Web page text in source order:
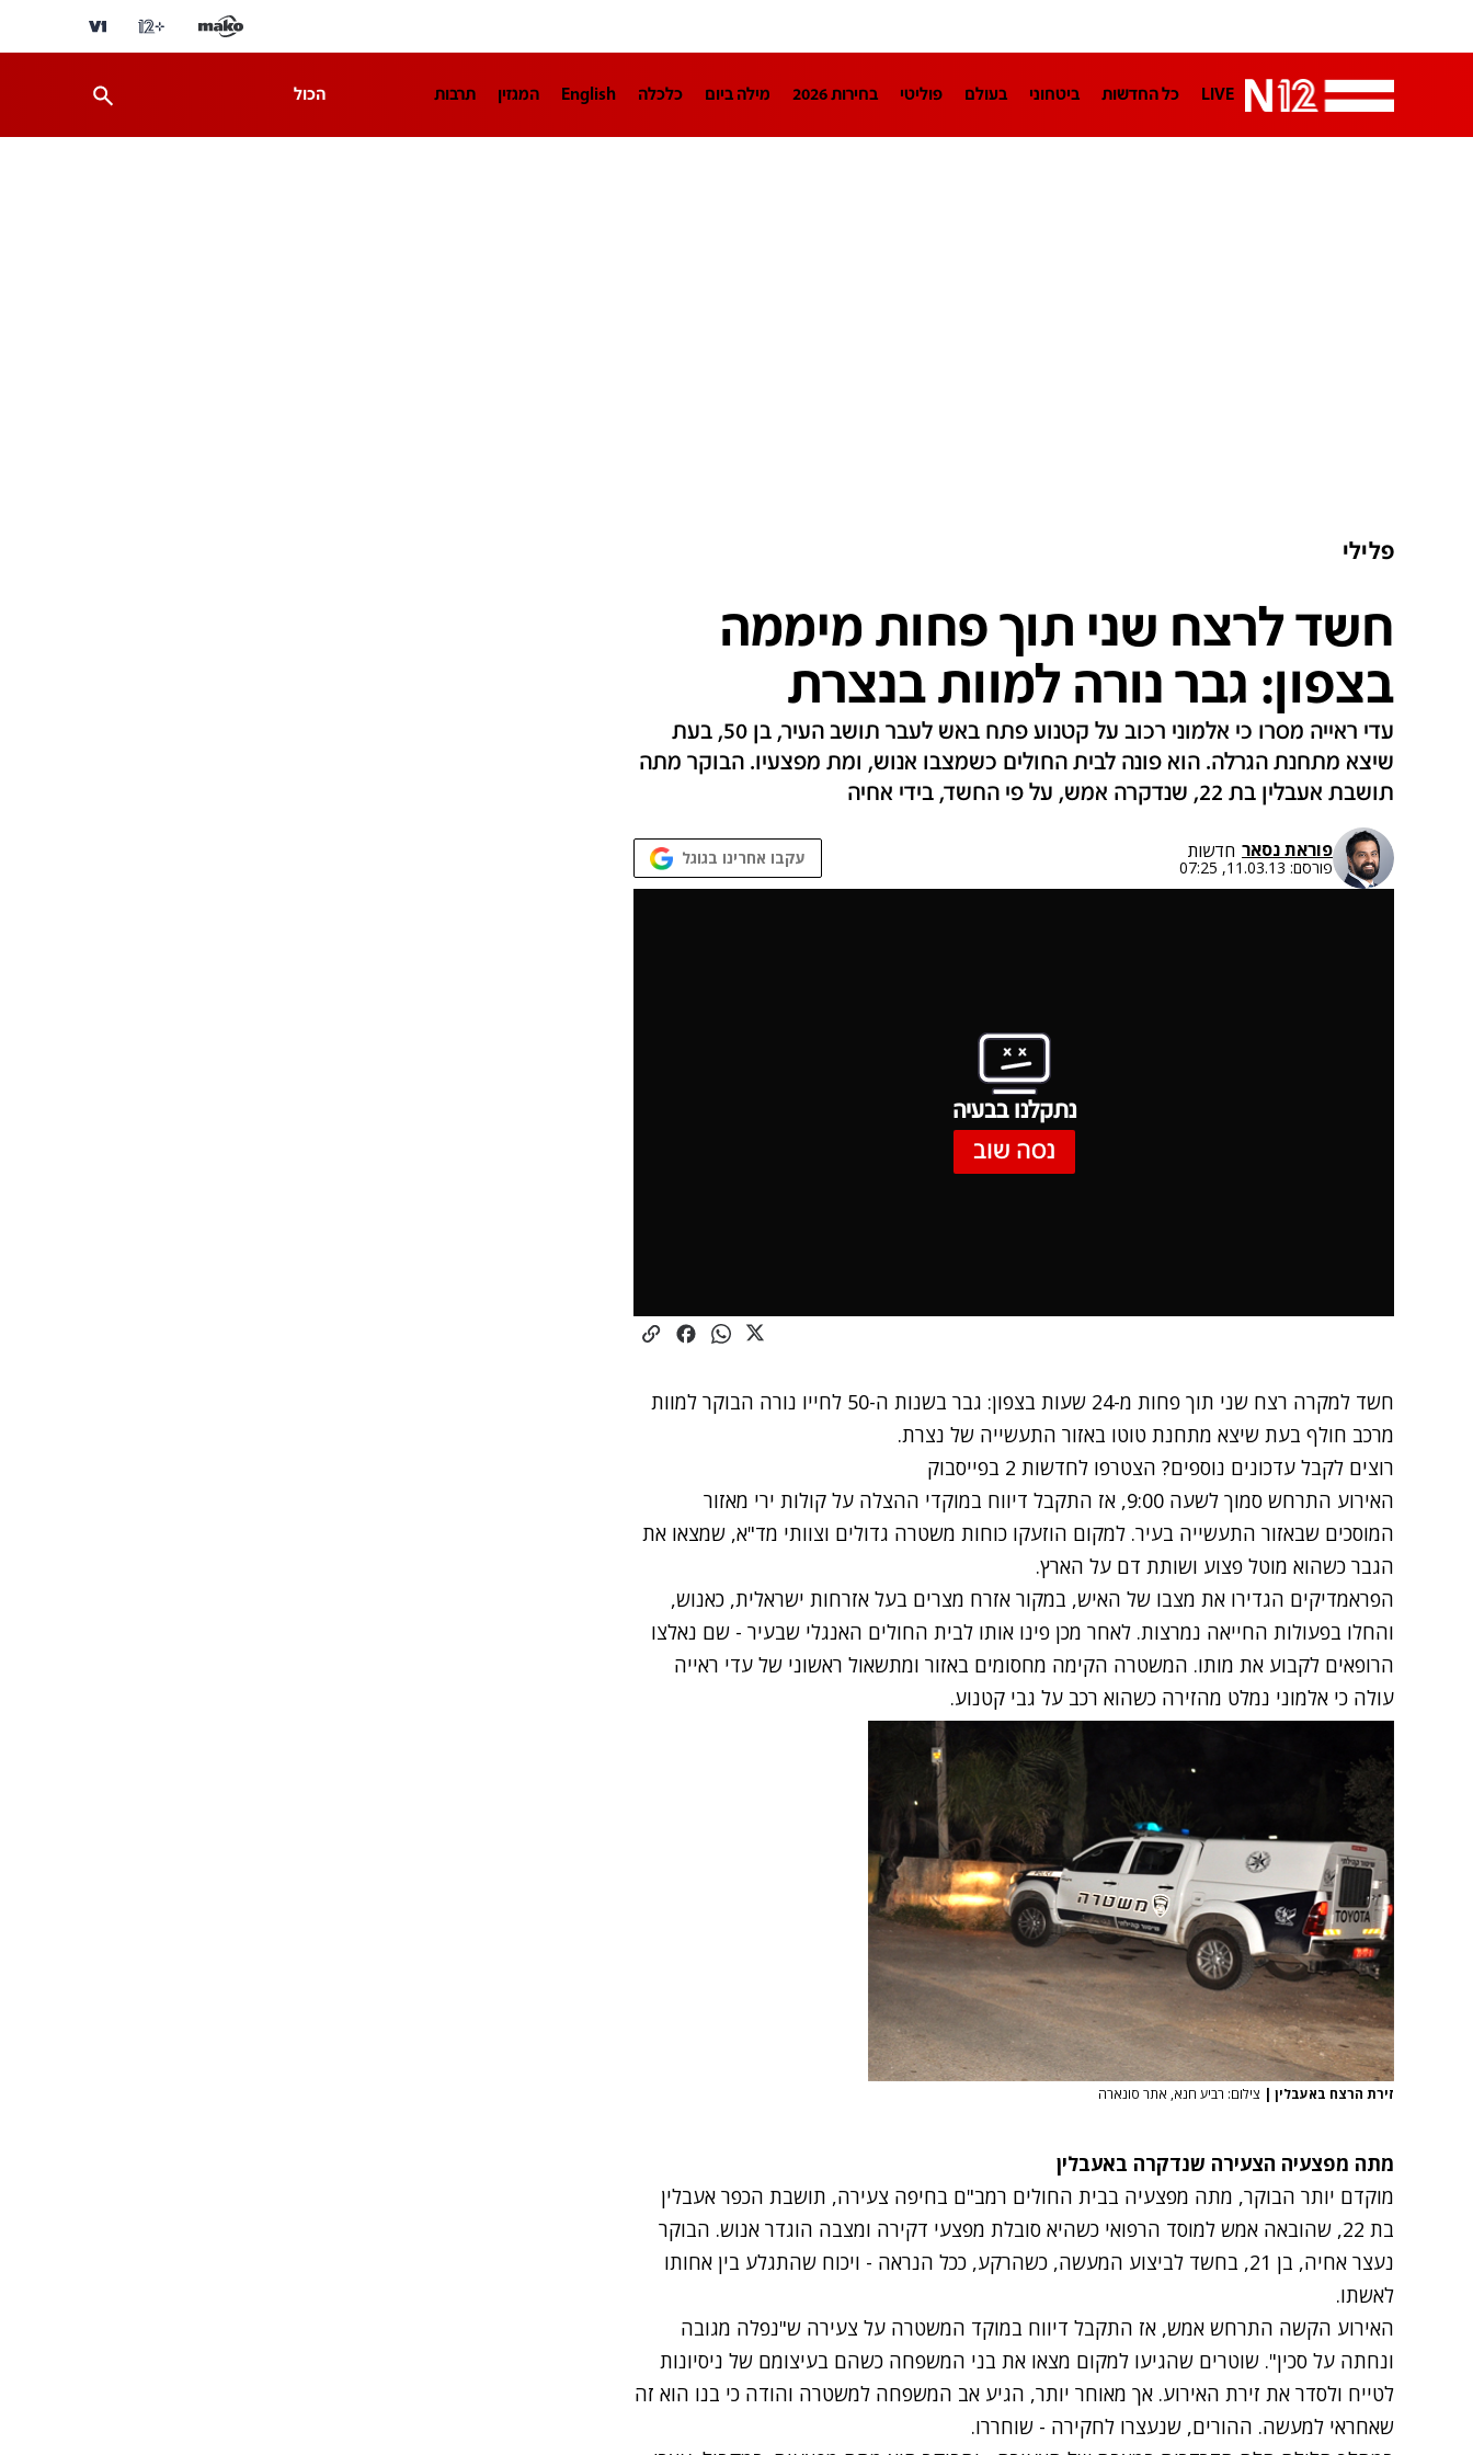
LIVE כל החדשות ביטחוני בעולם פוליטי בחירות 2026 מילה ביום כלכלה English המגזין תרבות הכול
פלילי
חשד לרצח שני תוך פחות מיממה
בצפון: גבר נורה למוות בנצרת
עדי ראייה מסרו כי אלמוני רכוב על קטנוע פתח באש לעבר תושב העיר, בן 50, בעת
שיצא מתחנת הגרלה. הוא פונה לבית החולים כשמצבו אנוש, ומת מפצעיו. הבוקר מתה
תושבת אעבלין בת 22, שנדקרה אמש, על פי החשד, בידי אחיה
פוראת נסאר חדשות
פורסם: 11.03.13, 07:25 עקבו אחרינו בגוגל
נתקלנו בבעיה
נסה שוב
חשד למקרה רצח שני תוך פחות מ-24 שעות בצפון: גבר בשנות ה-50 לחייו נורה הבוקר למוות
מרכב חולף בעת שיצא מתחנת טוטו באזור התעשייה של נצרת.
רוצים לקבל עדכונים נוספים? הצטרפו לחדשות 2 בפייסבוק
האירוע התרחש סמוך לשעה 9:00, אז התקבל דיווח במוקדי ההצלה על קולות ירי מאזור
המוסכים שבאזור התעשייה בעיר. למקום הוזעקו כוחות משטרה גדולים וצוותי מד"א, שמצאו את
הגבר כשהוא מוטל פצוע ושותת דם על הארץ.
הפראמדיקים הגדירו את מצבו של האיש, במקור אזרח מצרים בעל אזרחות ישראלית, כאנוש,
והחלו בפעולות החייאה נמרצות. לאחר מכן פינו אותו לבית החולים האנגלי שבעיר - שם נאלצו
הרופאים לקבוע את מותו. המשטרה הקימה מחסומים באזור ומתשאול ראשוני של עדי ראייה
עולה כי אלמוני נמלט מהזירה כשהוא רכב על גבי קטנוע.
זירת הרצח באעבלין | צילום: רביע חנא, אתר סונארה
מתה מפצעיה הצעירה שנדקרה באעבלין
מוקדם יותר הבוקר, מתה מפצעיה בבית החולים רמב"ם בחיפה צעירה, תושבת הכפר אעבלין
בת 22, שהובאה אמש למוסד הרפואי כשהיא סובלת מפצעי דקירה ומצבה הוגדר אנוש. הבוקר
נעצר אחיה, בן 21, בחשד לביצוע המעשה, כשהרקע, ככל הנראה - ויכוח שהתגלע בין אחותו
לאשתו.
האירוע הקשה התרחש אמש, אז התקבל דיווח במוקד המשטרה על צעירה ש"נפלה מגובה
ונחתה על סכין". שוטרים שהגיעו למקום מצאו את בני המשפחה כשהם בעיצומם של ניסיונות
לטייח ולסדר את זירת האירוע. אך מאוחר יותר, הגיע אב המשפחה למשטרה והודה כי בנו הוא זה
שאחראי למעשה. ההורים, שנעצרו לחקירה - שוחררו.